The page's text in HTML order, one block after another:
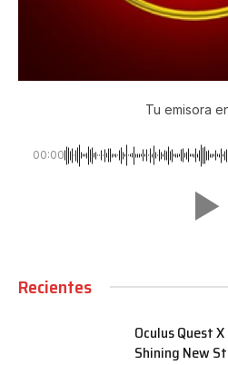
Tu emisora
00:00
Recientes
Oculus Quest
Shining New